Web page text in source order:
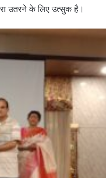
उतरने के लिए उत्सुक है।